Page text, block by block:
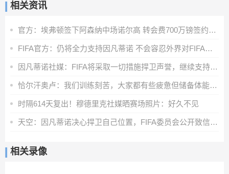
相关资讯
官方：埃弗顿签下阿森纳中场诺尔高 转会费700万镑签约2年
FIFA官方：仍将全力支持因凡蒂诺 不会容忍外界对FIFA诚信的攻击
因凡蒂诺社媒：FIFA将采取一切措施捍卫声誉，继续支持足球的发展
恰尔汗奥卢：我们训练刻苦，大家都有些疲惫但储备体能至关重要
时隔614天复出！穆德里克社媒晒赛场照片：好久不见
天空：因凡蒂诺决心捍卫自己位置，FIFA委员会公开致信表达支持
相关录像